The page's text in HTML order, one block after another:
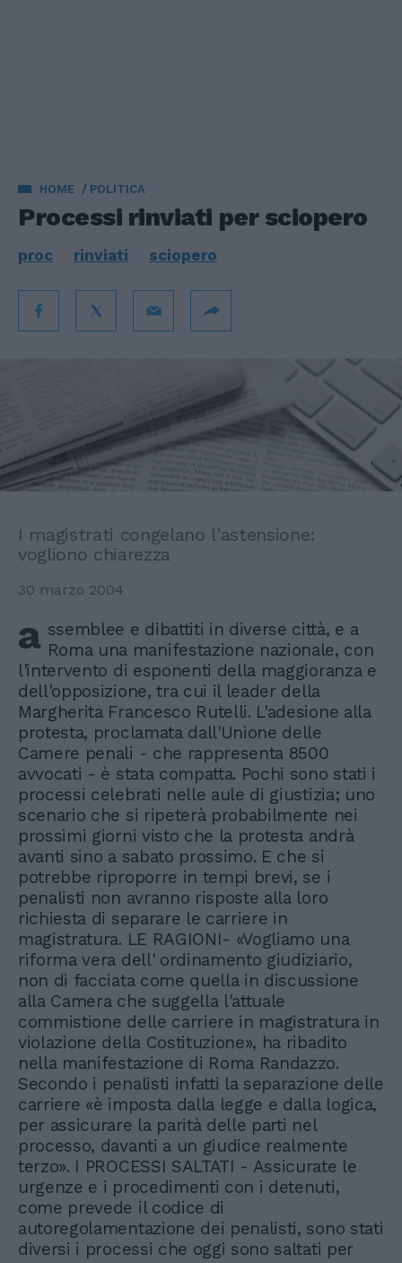
HOME POLITICA
Processi rinviati per sciopero
proc rinviati sciopero
I magistrati congelano l'astensione:
vogliono chiarezza
30 marzo 2004
a ssemblee e dibattiti in diverse città, e a
Roma una manifestazione nazionale, con
l'intervento di esponenti della maggioranza e
dell'opposizione, tra cui il leader della
Margherita Francesco Rutelli. L'adesione alla
protesta, proclamata dall'Unione delle
Camere penali - che rappresenta 8500
avvocati - è stata compatta. Pochi sono stati i
processi celebrati nelle aule di giustizia; uno
scenario che si ripeterà probabilmente nei
prossimi giorni visto che la protesta andrà
avanti sino a sabato prossimo. E che si
potrebbe riproporre in tempi brevi, se i
penalisti non avranno risposte alla loro
richiesta di separare le carriere in
magistratura. LE RAGIONI- «Vogliamo una
riforma vera dell' ordinamento giudiziario,
non di facciata come quella in discussione
alla Camera che suggella l'attuale
commistione delle carriere in magistratura in
violazione della Costituzione», ha ribadito
nella manifestazione di Roma Randazzo.
Secondo i penalisti infatti la separazione delle
carriere «è imposta dalla legge e dalla logica,
per assicurare la parità delle parti nel
processo, davanti a un giudice realmente
terzo». I PROCESSI SALTATI - Assicurate le
urgenze e i procedimenti con i detenuti,
come prevede il codice di
autoregolamentazione dei penalisti, sono stati
diversi i processi che oggi sono saltati per